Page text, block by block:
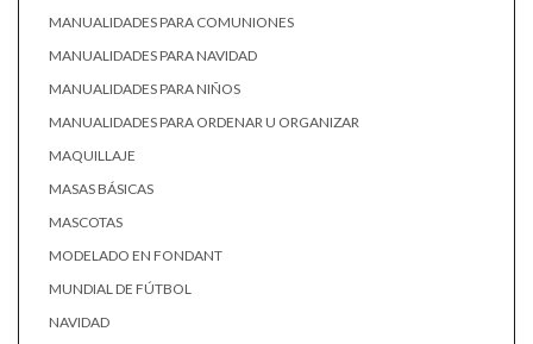
MANUALIDADES PARA COMUNIONES
MANUALIDADES PARA NAVIDAD
MANUALIDADES PARA NIÑOS
MANUALIDADES PARA ORDENAR U ORGANIZAR
MAQUILLAJE
MASAS BÁSICAS
MASCOTAS
MODELADO EN FONDANT
MUNDIAL DE FÚTBOL
NAVIDAD